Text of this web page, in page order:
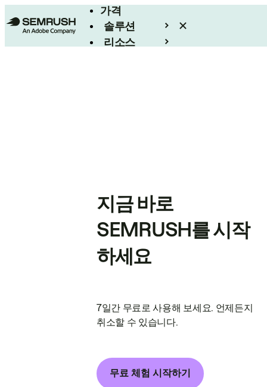
가격
솔루션
리소스
지금 바로
SEMRUSH를 시작
하세요
7일간 무료로 사용해 보세요. 언제든지
취소할 수 있습니다.
무료 체험 시작하기